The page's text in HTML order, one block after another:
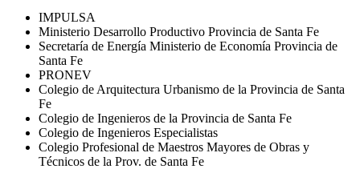
IMPULSA
Ministerio Desarrollo Productivo Provincia de Santa Fe
Secretaría de Energía Ministerio de Economía Provincia de
Santa Fe
PRONEV
Colegio de Arquitectura Urbanismo de la Provincia de Santa
Fe
Colegio de Ingenieros de la Provincia de Santa Fe
Colegio de Ingenieros Especialistas
Colegio Profesional de Maestros Mayores de Obras y
Técnicos de la Prov. de Santa Fe